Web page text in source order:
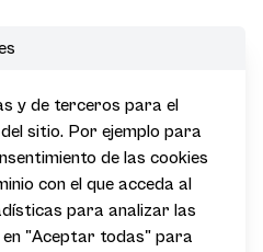
| Noticias |
Euskadi
presenta su
oferta MICE
en Munich
y de terceros para el
sitio. Por ejemplo para
de las cookies
con el que acceda al
para analizar las
"Aceptar todas" para